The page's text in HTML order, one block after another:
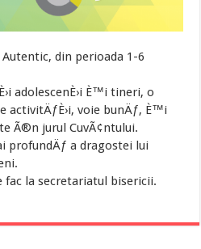
din perioada 1-6
adolescenÈ›i È™i tineri, o
activitÄƒÈ›i, voie bunÄƒ, È™i
Ã®n jurul CuvÃ¢ntului.
profundÄƒ a dragostei lui
la secretariatul bisericii.